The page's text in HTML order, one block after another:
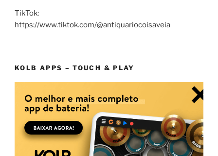
TikTok:
https://www.tiktok.com/@antiquariocoisaveia
KOLB APPS – TOUCH & PLAY